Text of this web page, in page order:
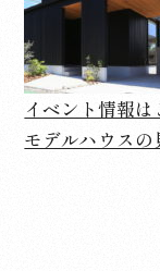
イベント情報
モデルハウス